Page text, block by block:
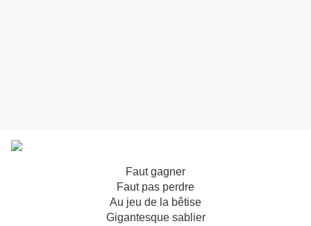
Faut gagner
Faut pas perdre
Au jeu de la bêtise
Gigantesque sablier